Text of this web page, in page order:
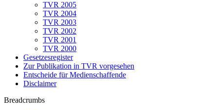
TVR 2005
TVR 2004
TVR 2003
TVR 2002
TVR 2001
TVR 2000
Gesetzesregister
Zur Publikation in TVR vorgesehen
Entscheide für Medienschaffende
Disclaimer
Breadcrumbs